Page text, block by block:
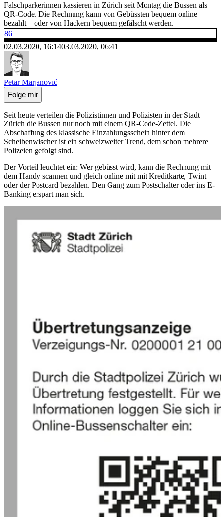
Falschparkerinnen kassieren in Zürich seit Montag die Bussen als
QR-Code. Die Rechnung kann von Gebüssten bequem online
bezahlt – oder von Hackern bequem gefälscht werden.
86
02.03.2020, 16:1403.03.2020, 06:41
Petar Marjanović
Folge mir
Seit heute verteilen die Polizistinnen und Polizisten in der Stadt
Zürich die Bussen nur noch mit einem QR-Code-Zettel. Die
Abschaffung des klassische Einzahlungsschein hinter dem
Scheibenwischer ist ein schweizweiter Trend, dem schon mehrere
Polizeien gefolgt sind.
Der Vorteil leuchtet ein: Wer gebüsst wird, kann die Rechnung mit
dem Handy scannen und gleich online mit mit Kreditkarte, Twint
oder der Postcard bezahlen. Den Gang zum Postschalter oder ins E-
Banking erspart man sich.